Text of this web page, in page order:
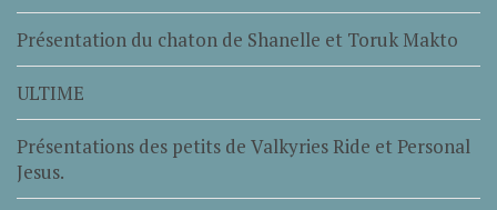
Présentation du chaton de Shanelle et Toruk Makto
ULTIME
Présentations des petits de Valkyries Ride et Personal
Jesus.